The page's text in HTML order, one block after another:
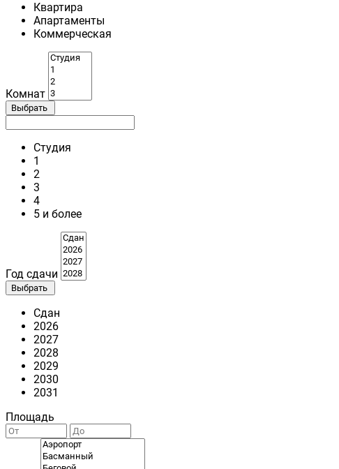
Квартира
Апартаменты
Коммерческая
Комнат
Выбрать
Студия
1
2
3
4
5 и более
Год сдачи
Выбрать
Сдан
2026
2027
2028
2029
2030
2031
Площадь